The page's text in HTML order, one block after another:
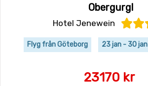
Obergurgl
Hotel Jenewein
Flyg från Göteborg 23 jan - 30 jan
23170 kr